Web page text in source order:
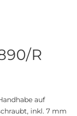
R
auf
inkl. 7 mm